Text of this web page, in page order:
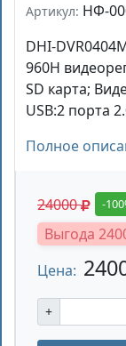
Артикул: НФ-
DHI-
960H
SD карта;
USB:2 порта
Полное
24000 -
Выгода
Цена:
+